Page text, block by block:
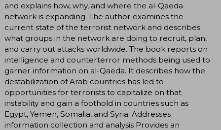
and explains how, why, and where the al-Qaeda
network is expanding. The author examines the
current state of the terrorist network and describes
what groups in the network are doing to recruit, plan,
and carry out attacks worldwide. The book reports on
intelligence and counterterror methods being used to
garner information on al-Qaeda. It describes how the
destabilization of Arab countries has led to
opportunities for terrorists to capitalize on that
instability and gain a foothold in countries such as
Egypt, Yemen, Somalia, and Syria. Addresses
information collection and analysis Provides an